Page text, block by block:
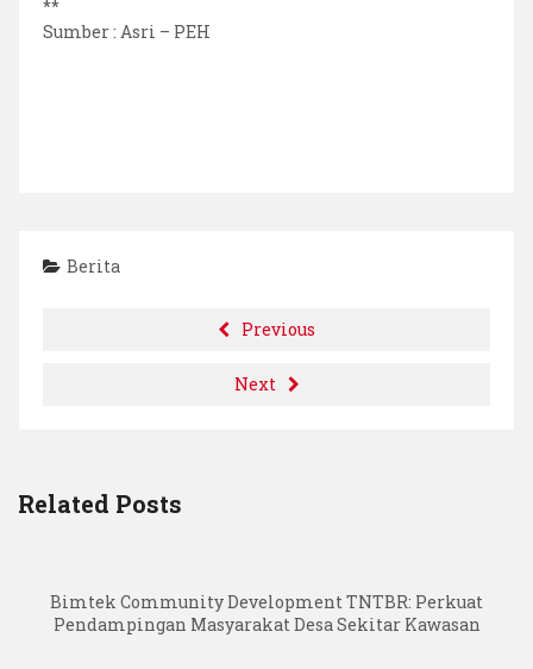
**
Sumber : Asri – PEH
Berita
Previous
Next
Related Posts
Bimtek Community Development TNTBR: Perkuat
Pendampingan Masyarakat Desa Sekitar Kawasan